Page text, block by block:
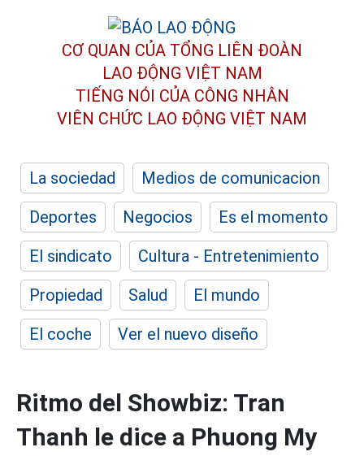
CƠ QUAN CỦA TỔNG LIÊN ĐOÀN
LAO ĐỘNG VIỆT NAM
TIẾNG NÓI CỦA CÔNG NHÂN
VIÊN CHỨC LAO ĐỘNG VIỆT NAM
La sociedad
Medios de comunicacion
Deportes
Negocios
Es el momento
El sindicato
Cultura - Entretenimiento
Propiedad
Salud
El mundo
El coche
Ver el nuevo diseño
Ritmo del Showbiz: Tran
Thanh le dice a Phuong My